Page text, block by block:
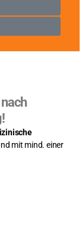
mit mind. einer